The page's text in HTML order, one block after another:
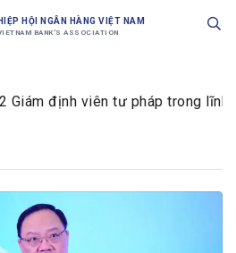
HIỆP HỘI NGÂN HÀNG VIỆT NAM
BANK'S ASSOCIATION
Giám định viên tư pháp trong lĩnh